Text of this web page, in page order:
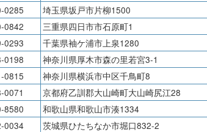
0285 埼玉県坂戸市片柳1500
0842 三重県四日市市石原町1
0293 千葉県袖ケ浦市上泉1280
0198 神奈川県厚木市森の里若宮3-1
0815 神奈川県横浜市中区千鳥町8
0071 京都府乙訓郡大山崎町大山崎尻江28
8580 和歌山県和歌山市湊1334
0034 茨城県ひたちなか市堀口832-2